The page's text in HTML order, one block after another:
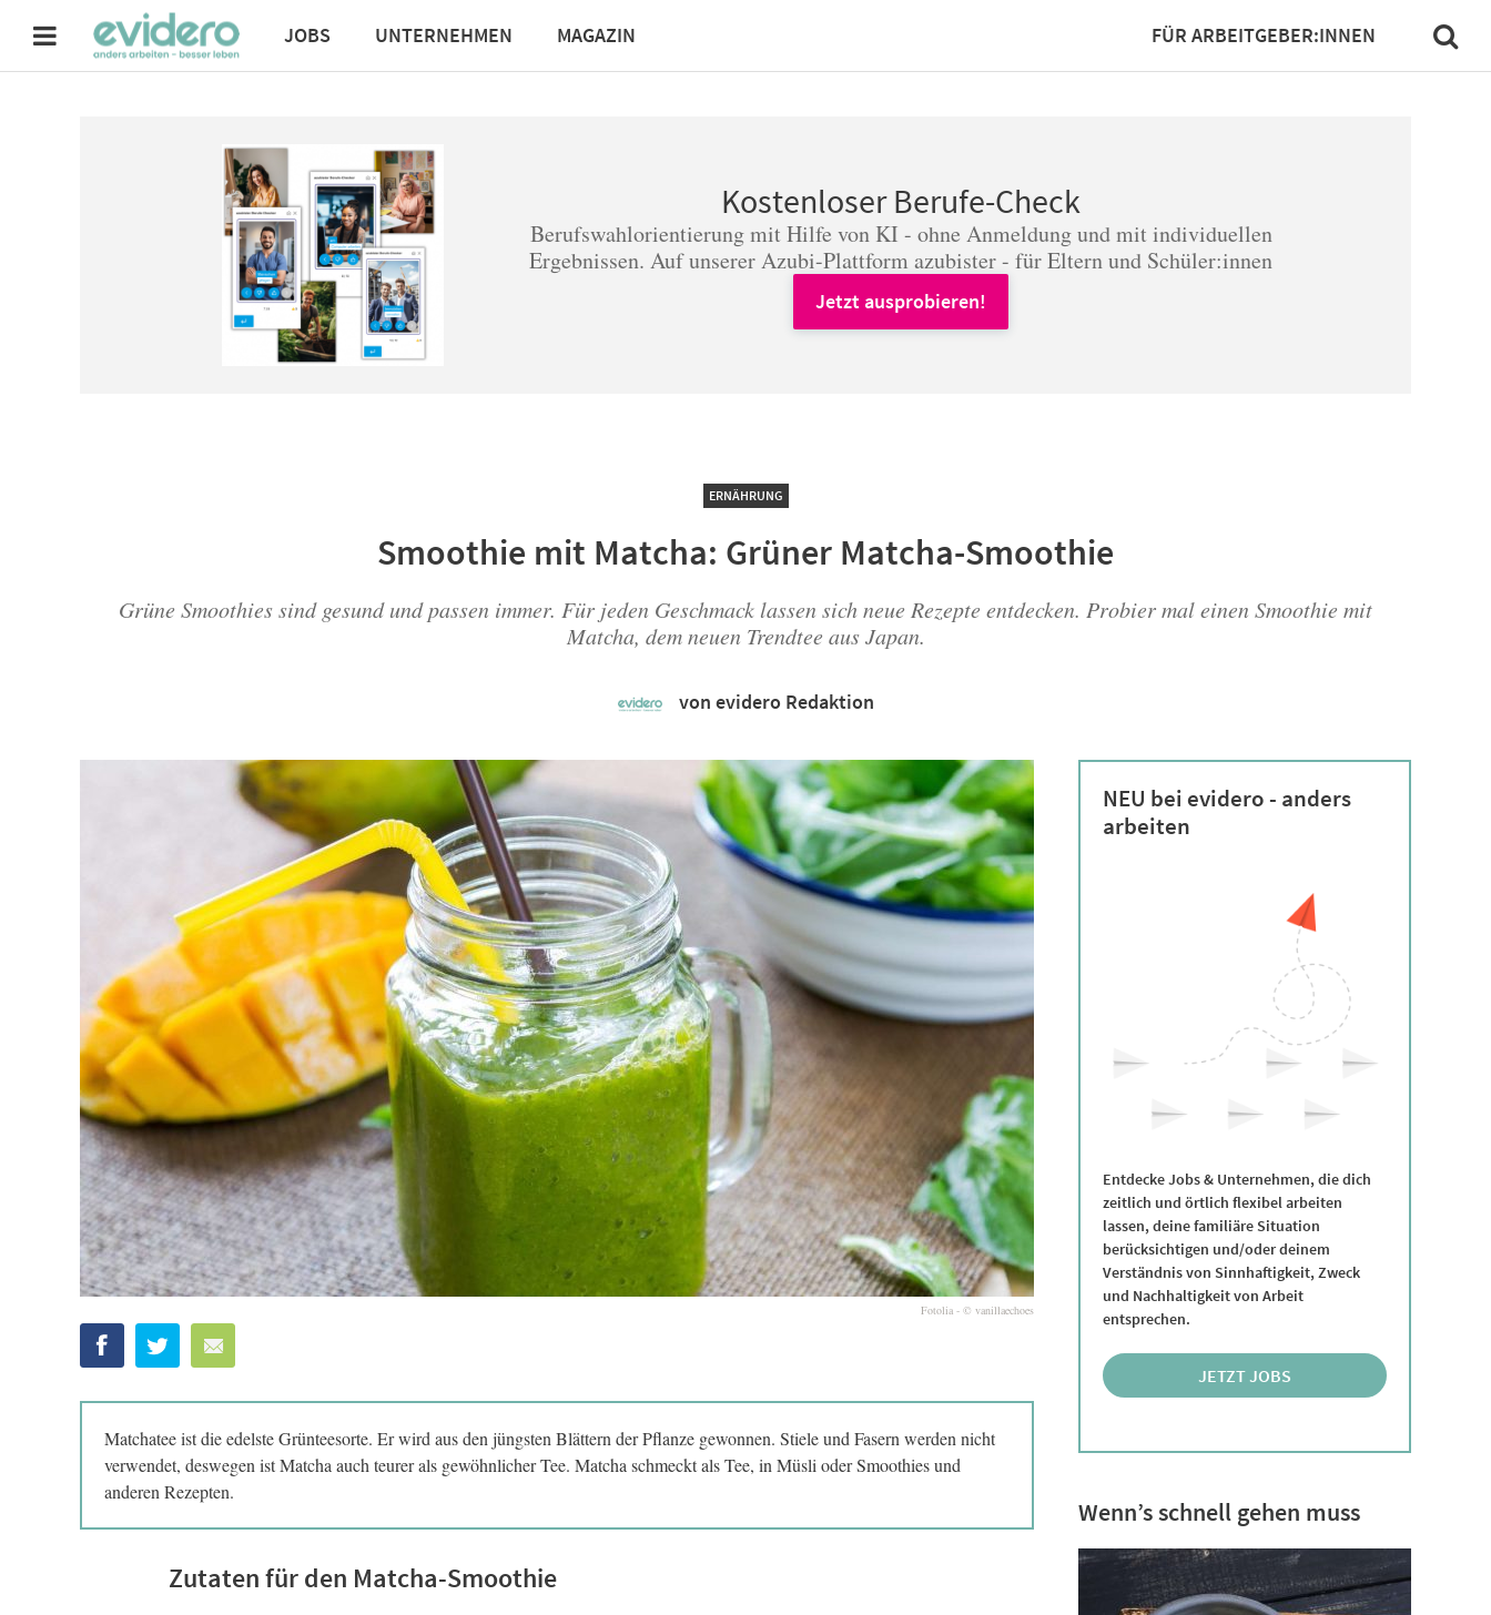
JOBS UNTERNEHMEN MAGAZIN FÜR ARBEITGEBER:INNEN
Kostenloser Berufe-Check
Berufswahlorientierung mit Hilfe von KI - ohne Anmeldung und mit individuellen
Ergebnissen. Auf unserer Azubi-Plattform azubister - für Eltern und Schüler:innen
Jetzt ausprobieren!
ERNÄHRUNG
Smoothie mit Matcha: Grüner Matcha-Smoothie
Grüne Smoothies sind gesund und passen immer. Für jeden Geschmack lassen sich neue Rezepte entdecken. Probier mal einen Smoothie mit
Matcha, dem neuen Trendtee aus Japan.
von evidero Redaktion
Fotolia - © vanillaechoes
Matchatee ist die edelste Grünteesorte. Er wird aus den jüngsten Blättern der Pflanze gewonnen. Stiele und Fasern werden nicht
verwendet, deswegen ist Matcha auch teurer als gewöhnlicher Tee. Matcha schmeckt als Tee, in Müsli oder Smoothies und
anderen Rezepten.
Zutaten für den Matcha-Smoothie
NEU bei evidero - anders
arbeiten
Entdecke Jobs & Unternehmen, die dich
zeitlich und örtlich flexibel arbeiten
lassen, deine familiäre Situation
berücksichtigen und/oder deinem
Verständnis von Sinnhaftigkeit, Zweck
und Nachhaltigkeit von Arbeit
entsprechen.
JETZT JOBS
Wenn’s schnell gehen muss